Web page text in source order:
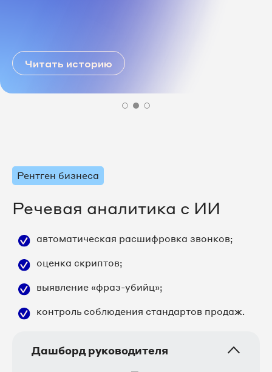
Читать историю
Рентген бизнеса
Речевая аналитика с ИИ
автоматическая расшифровка звонков;
оценка скриптов;
выявление «фраз-убийц»;
контроль соблюдения стандартов продаж.
Дашборд руководителя